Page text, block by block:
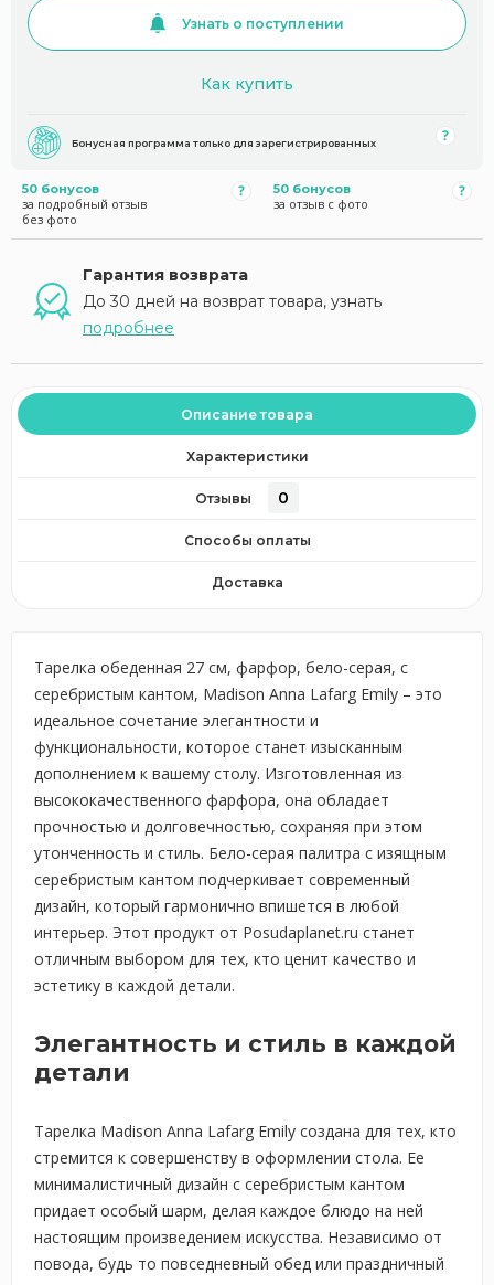
Узнать о поступлении
Как купить
Бонусная программа только для зарегистрированных
50 бонусов
за подробный отзыв
без фото
50 бонусов
за отзыв с фото
Гарантия возврата
До 30 дней на возврат товара, узнать
подробнее
Описание товара
Характеристики
Отзывы 0
Способы оплаты
Доставка
Тарелка обеденная 27 см, фарфор, бело-серая, с
серебристым кантом, Madison Anna Lafarg Emily – это
идеальное сочетание элегантности и
функциональности, которое станет изысканным
дополнением к вашему столу. Изготовленная из
высококачественного фарфора, она обладает
прочностью и долговечностью, сохраняя при этом
утонченность и стиль. Бело-серая палитра с изящным
серебристым кантом подчеркивает современный
дизайн, который гармонично впишется в любой
интерьер. Этот продукт от Posudaplanet.ru станет
отличным выбором для тех, кто ценит качество и
эстетику в каждой детали.
Элегантность и стиль в каждой
детали
Тарелка Madison Anna Lafarg Emily создана для тех, кто
стремится к совершенству в оформлении стола. Ее
минималистичный дизайн с серебристым кантом
придает особый шарм, делая каждое блюдо на ней
настоящим произведением искусства. Независимо от
повода, будь то повседневный обед или праздничный